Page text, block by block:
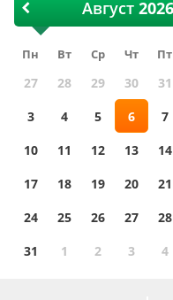
Август
Пн Вт Ср Чт Пт
27 28 29 30 31
3
4 5 6 7
10
11 12 13 14
17
18 19 20 21
24
25 26 27 28
31
1 2 3 4